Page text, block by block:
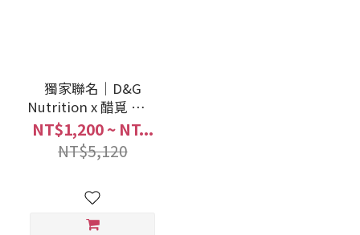
獨家聯名｜D&G
Nutrition x 醋覓 梅．
有酵順暢飲(10入/盒)
NT$1,200 ~ NT...
NT$5,120